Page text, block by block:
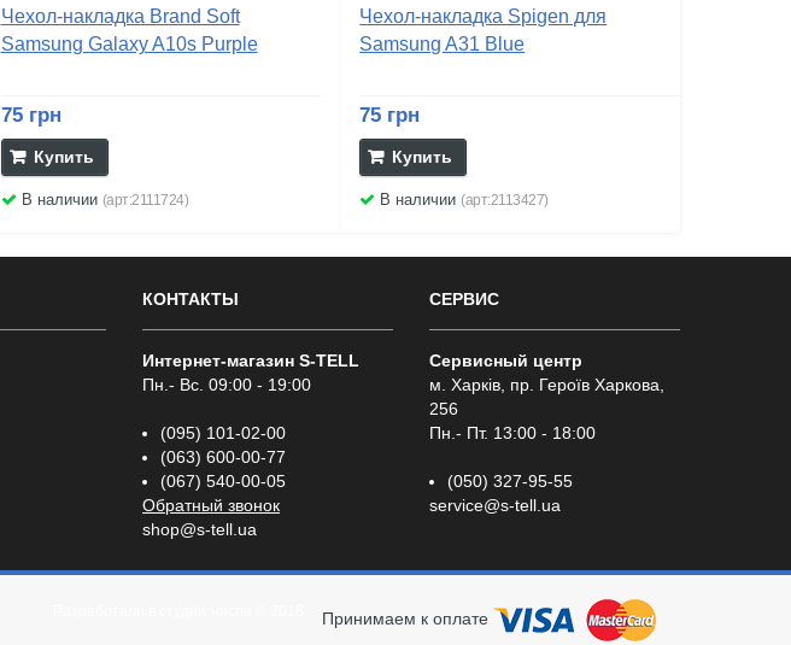
Чехол-накладка Brand Soft
Samsung Galaxy A10s Purple
75 грн
Купить
В наличии (арт:2111724)
Чехол-накладка Spigen для
Samsung A31 Blue
75 грн
Купить
В наличии(арт:2113427)
КОНТАКТЫ
Интернет-магазин S-TELL
Пн.- Вс. 09:00 - 19:00
(095) 101-02-00
(063) 600-00-77
(067) 540-00-05
Обратный звонок
shop@s-tell.ua
СЕРВИС
Сервисный центр
м. Харків, пр. Героїв Харкова,
256
Пн.- Пт. 13:00 - 18:00
(050) 327-95-55
service@s-tell.ua
Принимаем к оплате